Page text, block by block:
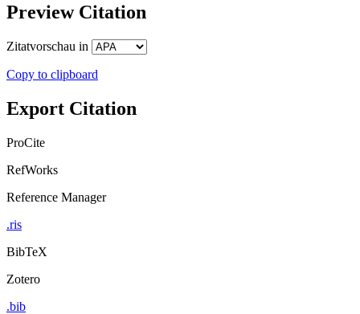
Preview Citation
Zitatvorschau in
Copy to clipboard
Export Citation
ProCite
RefWorks
Reference Manager
.ris
BibTeX
Zotero
.bib